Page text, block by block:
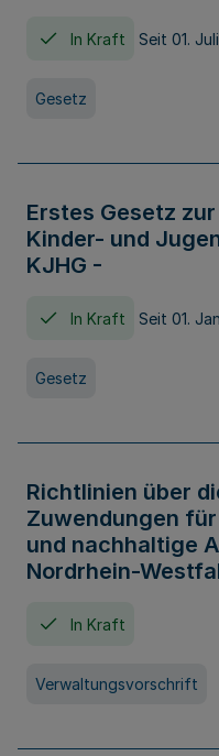
In Kraft Seit 01.
Gesetz
Erstes Gesetz
Kinder- und
KJHG -
In Kraft Seit 01.
Gesetz
Richtlinien über
Zuwendungen
und nachhaltige
Nordrhein-
In Kraft
Verwaltungsvorschrift